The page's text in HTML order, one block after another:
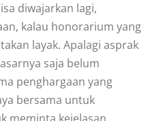
diwajarkan lagi,
kalau honorarium yang
layak. Apalagi asprak
saja belum
penghargaan yang
bersama untuk